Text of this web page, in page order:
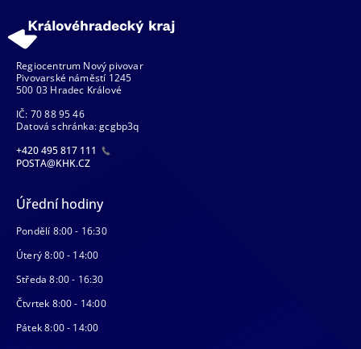
Regiocentrum Nový pivovar
Pivovarské náměstí 1245
500 03 Hradec Králové
IČ: 70 88 95 46
Datová schránka: gcgbp3q
+420 495 817 111
POSTA@KHK.CZ
Úřední hodiny
Pondělí 8:00 - 16:30
Úterý 8:00 - 14:00
Středa 8:00 - 16:30
Čtvrtek 8:00 - 14:00
Pátek 8:00 - 14:00